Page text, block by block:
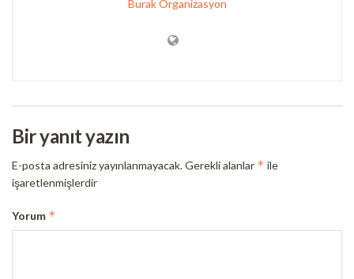
Burak Organizasyon
Bir yanıt yazın
E-posta adresiniz yayınlanmayacak.Gerekli alanlar * ile
işaretlenmişlerdir
Yorum *